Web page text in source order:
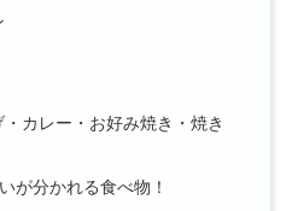
カレー・お好み焼き・焼き
が分かれる食べ物！